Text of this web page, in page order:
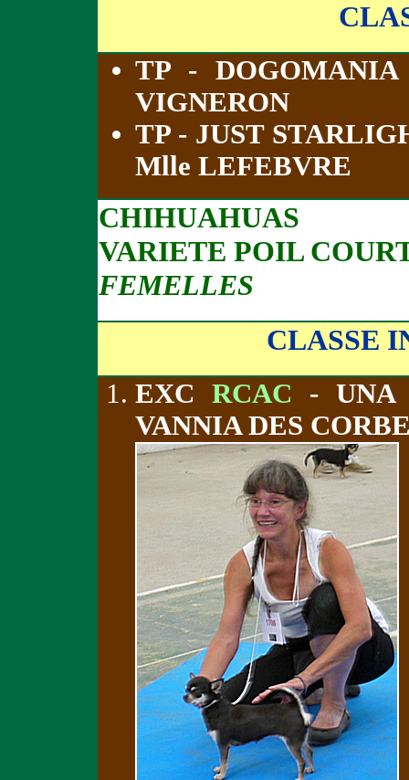
TP -
VIGNERON
TP - JUST
Mlle LEFEBVRE
CHIHUAHUAS
VARIETE POIL
FEMELLES
CLASSE
EXC RCAC - UNA
VANNIA DES